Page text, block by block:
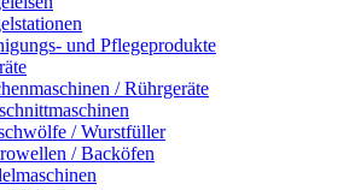
und Pflegeprodukte
/ Rührgeräte
/ Wurstfüller
/ Backöfen